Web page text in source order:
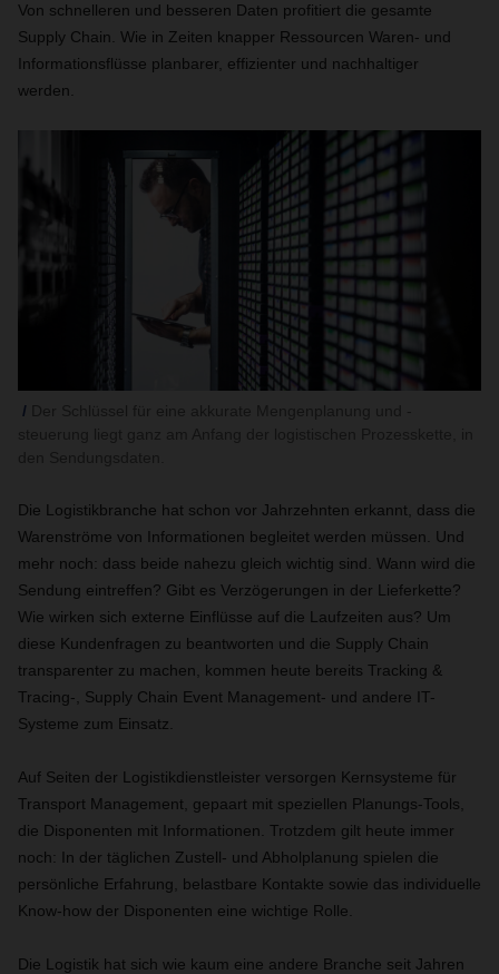
Von schnelleren und besseren Daten profitiert die gesamte
Supply Chain. Wie in Zeiten knapper Ressourcen Waren- und
Informationsflüsse planbarer, effizienter und nachhaltiger
werden.
Die Logistikbranche hat schon vor Jahrzehnten erkannt, dass die
Warenströme von Informationen begleitet werden müssen. Und
mehr noch: dass beide nahezu gleich wichtig sind. Wann wird die
Sendung eintreffen? Gibt es Verzögerungen in der Lieferkette?
Wie wirken sich externe Einflüsse auf die Laufzeiten aus? Um
diese Kundenfragen zu beantworten und die Supply Chain
transparenter zu machen, kommen heute bereits Tracking &
Tracing-, Supply Chain Event Management- und andere IT-
Systeme zum Einsatz.
Auf Seiten der Logistikdienstleister versorgen Kernsysteme für
Transport Management, gepaart mit speziellen Planungs-Tools,
die Disponenten mit Informationen. Trotzdem gilt heute immer
noch: In der täglichen Zustell- und Abholplanung spielen die
persönliche Erfahrung, belastbare Kontakte sowie das individuelle
Know-how der Disponenten eine wichtige Rolle.
Die Logistik hat sich wie kaum eine andere Branche seit Jahren